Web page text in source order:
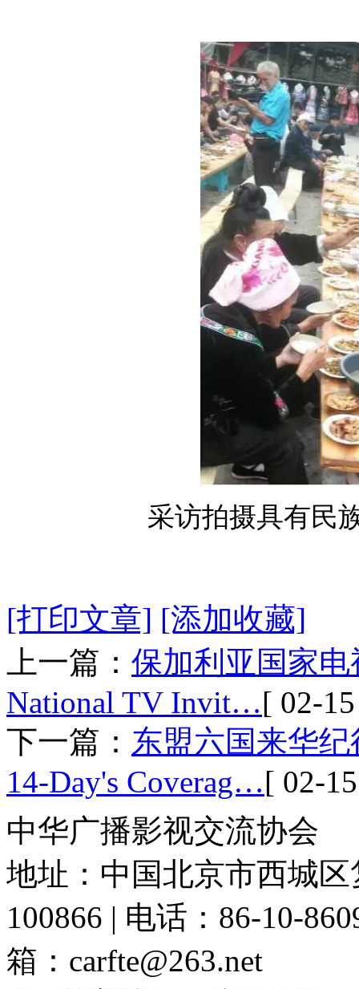
采访拍摄具有民
[打印文章] [添加收藏]
上一篇： 保加利亚国家电
National TV Invit…[ 02-
下一篇： 东盟六国来华纪
14-Day's Coverag…[ 02-
中华广播影视交流协会
地址：中国北京市西城
100866 | 电话：86-10-
箱：carfte@263.net